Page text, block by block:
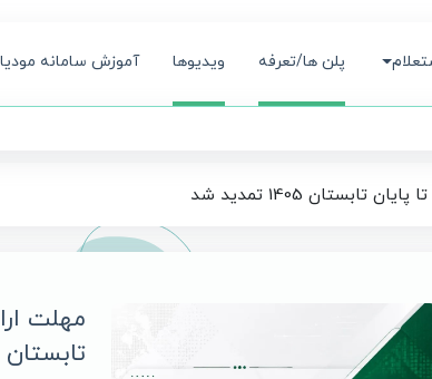
پلن ها/تعرفه ویدیوها آموزش سامانه
1405 تمدید شد
مهلت
تابستان 1405 تمدید شد